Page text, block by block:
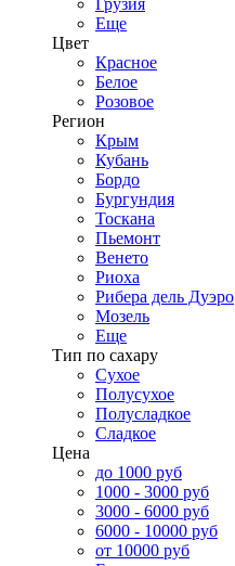
Грузия
Еще
Цвет
Красное
Белое
Розовое
Регион
Крым
Кубань
Бордо
Бургундия
Тоскана
Пьемонт
Венето
Риоха
Рибера дель Дуэро
Мозель
Еще
Тип по сахару
Сухое
Полусухое
Полусладкое
Сладкое
Цена
до 1000 руб
1000 - 3000 руб
3000 - 6000 руб
6000 - 10000 руб
от 10000 руб